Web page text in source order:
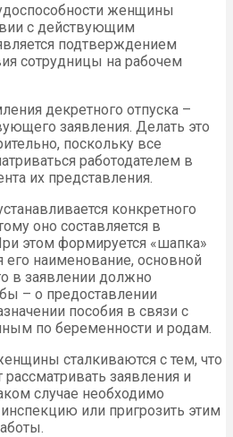
женщины
с действующим
подтверждением
сотрудницы на рабочем
декретного отпуска –
заявления. Делать это
поскольку все
работодателем в
их представления.
конкретного
оно составляется в
этом формируется «шапка»
его наименование, основной
в заявлении должно
– о предоставлении
пособия в связи с
по беременности и родам.
сталкиваются с тем, что
заявления и
случае необходимо
или пригрозить этим